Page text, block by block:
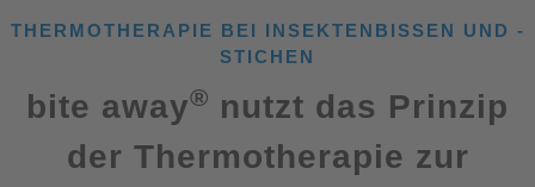
THERMOTHERAPIE BEI INSEKTENBISSEN UND -
STICHEN
bite away® nutzt das Prinzip
der Thermotherapie zur